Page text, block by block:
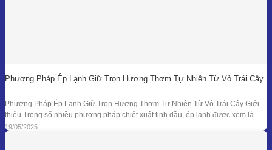
Phương Pháp Ép Lạnh Giữ Trọn Hương Thơm Tự Nhiên Từ Vỏ Trái Cây
Phương Pháp Ép Lạnh Giữ Trọn Hương Thơm Tự Nhiên Từ Vỏ Trái Cây Giới
thiệu Trong số nhiều phương pháp chiết xuất tinh dầu, ép lạnh được xem là
một trong những kỹ thuật đối với nguyên liệu đặc thù – đặc biệt là vỏ các loại
quả có mùi hương tươi mát như
19/05/2025